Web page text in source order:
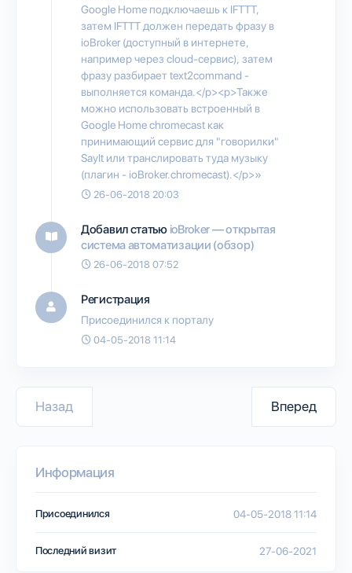
Google Home подключаешь к IFTTT,
затем IFTTT должен передать фразу в
ioBroker (доступный в интернете,
например через cloud-сервис), затем
фразу разбирает text2command -
выполняется команда.</p><p>Также
можно использовать встроенный в
Google Home chromecast как
принимающий сервис для "говорилки"
SayIt или транслировать туда музыку
(плагин - ioBroker.chromecast).</p>»
26-06-2018 20:03
Добавил статью ioBroker — открытая
система автоматизации (обзор)
26-06-2018 07:52
Регистрация
Присоединился к порталу
04-05-2018 11:14
Назад Вперед
Информация
Присоединился 04-05-2018 11:14
Последний визит 27-06-2021